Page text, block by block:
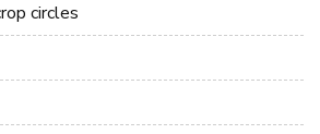
circles